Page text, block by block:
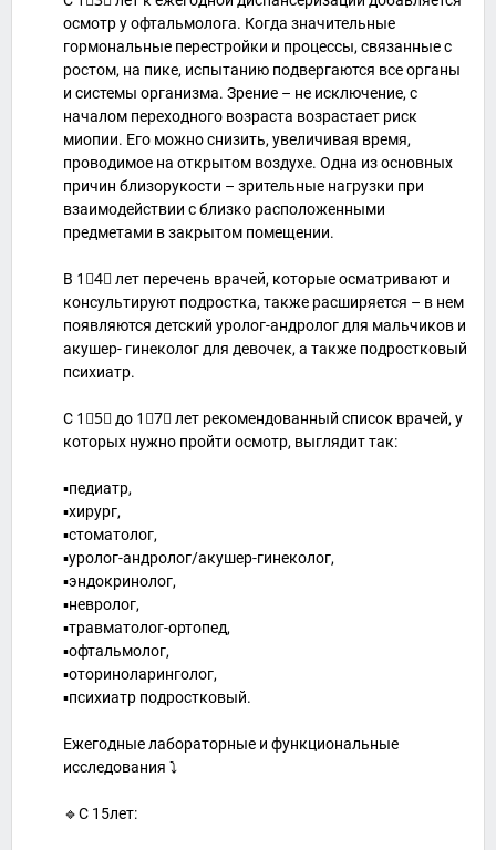
осмотр у офтальмолога. Когда значительные
гормональные перестройки и процессы, связанные с
ростом, на пике, испытанию подвергаются все органы
и системы организма. Зрение – не исключение, с
началом переходного возраста возрастает риск
миопии. Его можно снизить, увеличивая время,
проводимое на открытом воздухе. Одна из основных
причин близорукости – зрительные нагрузки при
взаимодействии с близко расположенными
предметами в закрытом помещении.
В 1⃣4⃣ лет перечень врачей, которые осматривают и
консультируют подростка, также расширяется – в нем
появляются детский уролог-андролог для мальчиков и
акушер- гинеколог для девочек, а также подростковый
психиатр.
С 1⃣5⃣ до 1⃣7⃣ лет рекомендованный список врачей, у
которых нужно пройти осмотр, выглядит так:
▪педиатр,
▪хирург,
▪стоматолог,
▪уролог-андролог/акушер-гинеколог,
▪эндокринолог,
▪невролог,
▪травматолог-ортопед,
▪офтальмолог,
▪оториноларинголог,
▪психиатр подростковый.
Ежегодные лабораторные и функциональные
исследования ⤵
🔹С 15лет: